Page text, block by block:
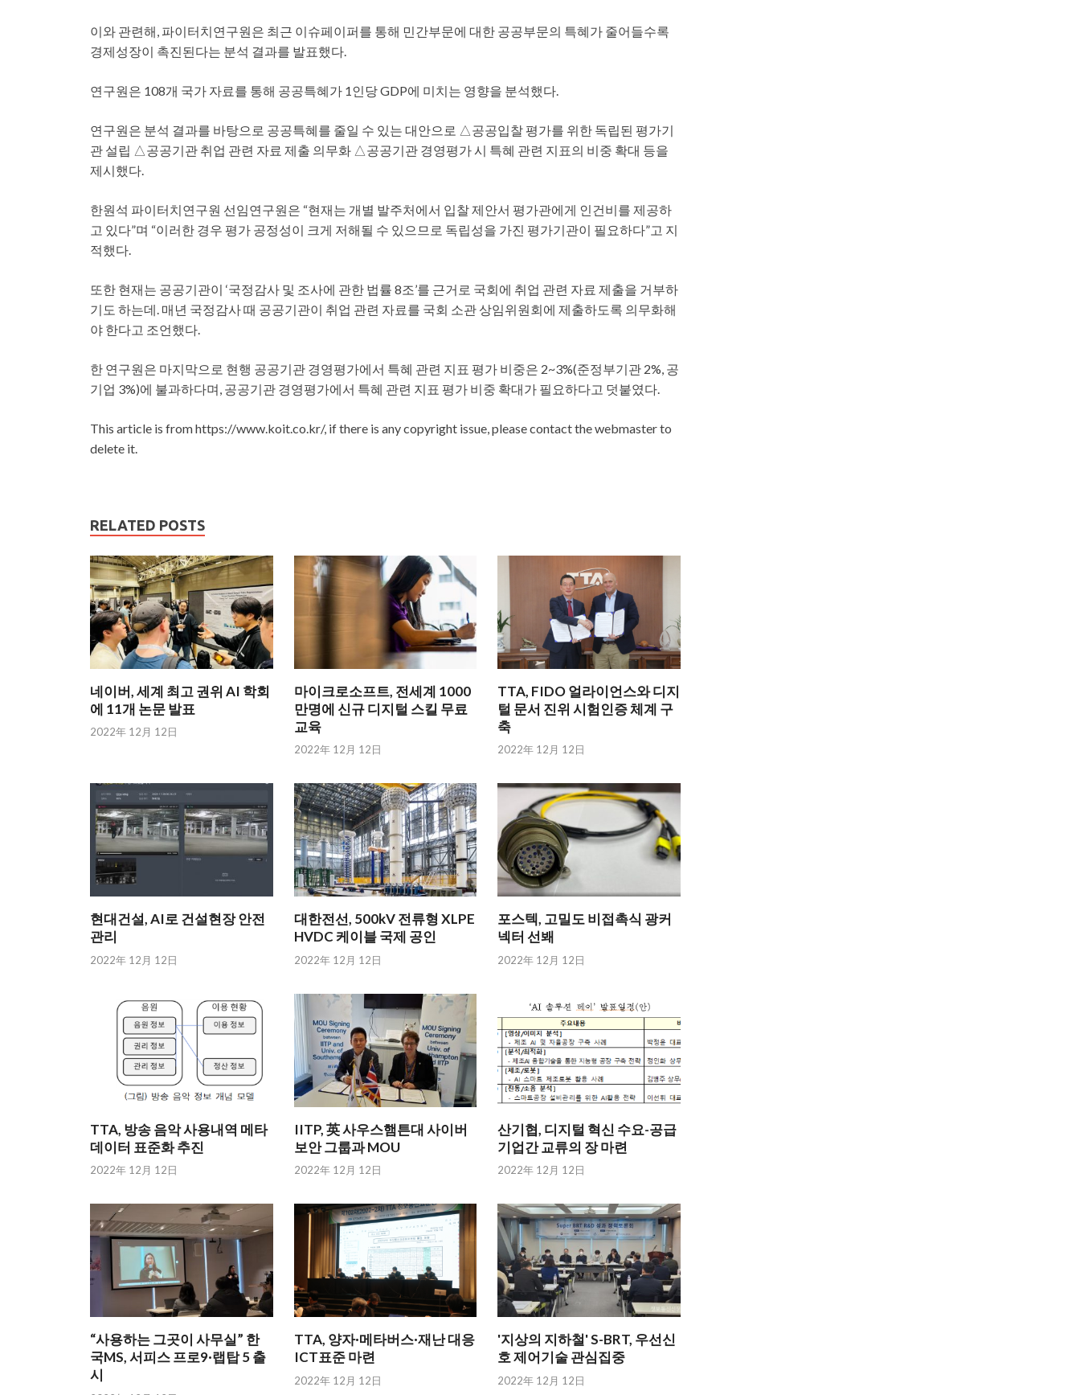
이와 관련해, 파이터치연구원은 최근 이슈페이퍼를 통해 민간부문에 대한 공공부문의 특혜가 줄어들수록
경제성장이 촉진된다는 분석 결과를 발표했다.
연구원은 108개 국가 자료를 통해 공공특혜가 1인당 GDP에 미치는 영향을 분석했다.
연구원은 분석 결과를 바탕으로 공공특혜를 줄일 수 있는 대안으로 △공공입찰 평가를 위한 독립된 평가기
관 설립 △공공기관 취업 관련 자료 제출 의무화 △공공기관 경영평가 시 특혜 관련 지표의 비중 확대 등을
제시했다.
한원석 파이터치연구원 선임연구원은 “현재는 개별 발주처에서 입찰 제안서 평가관에게 인건비를 제공하
고 있다”며 “이러한 경우 평가 공정성이 크게 저해될 수 있으므로 독립성을 가진 평가기관이 필요하다”고 지
적했다.
또한 현재는 공공기관이 ‘국정감사 및 조사에 관한 법률 8조’를 근거로 국회에 취업 관련 자료 제출을 거부하
기도 하는데. 매년 국정감사 때 공공기관이 취업 관련 자료를 국회 소관 상임위원회에 제출하도록 의무화해
야 한다고 조언했다.
한 연구원은 마지막으로 현행 공공기관 경영평가에서 특혜 관련 지표 평가 비중은 2~3%(준정부기관 2%, 공
기업 3%)에 불과하다며, 공공기관 경영평가에서 특혜 관련 지표 평가 비중 확대가 필요하다고 덧붙였다.
This article is from https://www.koit.co.kr/, if there is any copyright issue, please contact the webmaster to
delete it.
RELATED POSTS
네이버, 세계 최고 권위 AI 학회
에 11개 논문 발표
2022年 12月 12日
마이크로소프트, 전세계 1000
만명에 신규 디지털 스킬 무료
교육
2022年 12月 12日
TTA, FIDO 얼라이언스와 디지
털 문서 진위 시험인증 체계 구
축
2022年 12月 12日
현대건설, AI로 건설현장 안전
관리
2022年 12月 12日
대한전선, 500kV 전류형 XLPE
HVDC 케이블 국제 공인
2022年 12月 12日
포스텍, 고밀도 비접촉식 광커
넥터 선봬
2022年 12月 12日
TTA, 방송 음악 사용내역 메타
데이터 표준화 추진
2022年 12月 12日
IITP, 英 사우스햄튼대 사이버
보안 그룹과 MOU
2022年 12月 12日
산기협, 디지털 혁신 수요-공급
기업간 교류의 장 마련
2022年 12月 12日
“사용하는 그곳이 사무실” 한
국MS, 서피스 프로9·랩탑 5 출
시
TTA, 양자·메타버스·재난 대응
ICT표준 마련
2022年 12月 12日
'지상의 지하철' S-BRT, 우선신
호 제어기술 관심집중
2022年 12月 12日